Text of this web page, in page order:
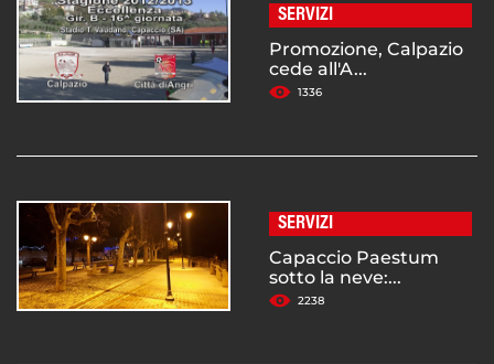
SERVIZI
Promozione, Calpazio
cede all'A...
1336
SERVIZI
Capaccio Paestum
sotto la neve:...
2238